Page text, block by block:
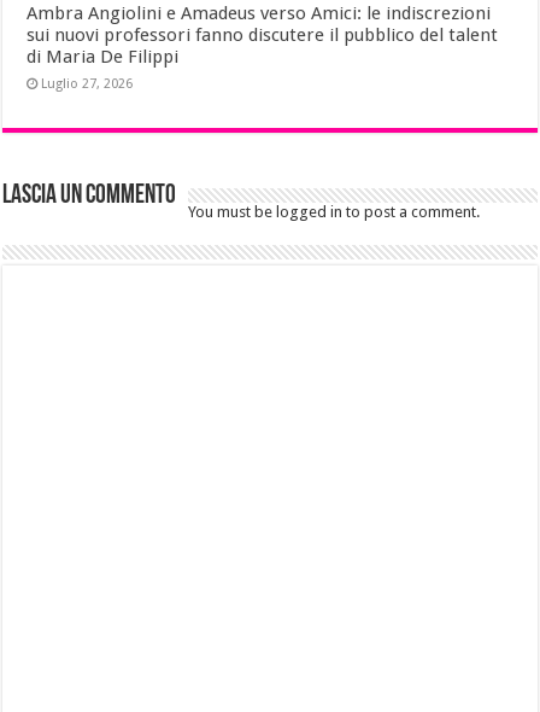
Ambra Angiolini e Amadeus verso Amici: le indiscrezioni
sui nuovi professori fanno discutere il pubblico del talent
di Maria De Filippi
Luglio 27, 2026
Lascia un commento
You must be logged in to post a comment.